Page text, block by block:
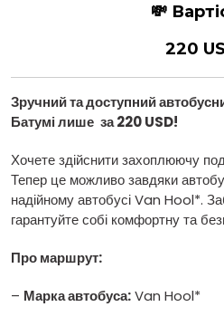
💸
220
Зручний та доступний
Батумі лише за 220 USD!
Хочете здійснити захоплюючу
Тепер це можливо завдяки
надійному автобусі Van Hool*.
гарантуйте собі комфортну та
Про маршрут:
– Марка автобуса:Van Hool*